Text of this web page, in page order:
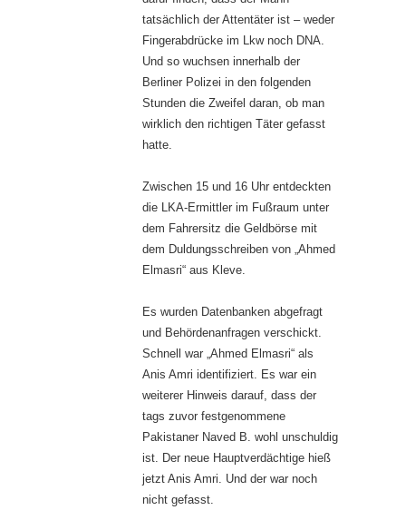
tatsächlich der Attentäter ist – weder
Fingerabdrücke im Lkw noch DNA.
Und so wuchsen innerhalb der
Berliner Polizei in den folgenden
Stunden die Zweifel daran, ob man
wirklich den richtigen Täter gefasst
hatte.
Zwischen 15 und 16 Uhr entdeckten
die LKA-Ermittler im Fußraum unter
dem Fahrersitz die Geldbörse mit
dem Duldungsschreiben von „Ahmed
Elmasri“ aus Kleve.
Es wurden Datenbanken abgefragt
und Behördenanfragen verschickt.
Schnell war „Ahmed Elmasri“ als
Anis Amri identifiziert. Es war ein
weiterer Hinweis darauf, dass der
tags zuvor festgenommene
Pakistaner Naved B. wohl unschuldig
ist. Der neue Hauptverdächtige hieß
jetzt Anis Amri. Und der war noch
nicht gefasst.